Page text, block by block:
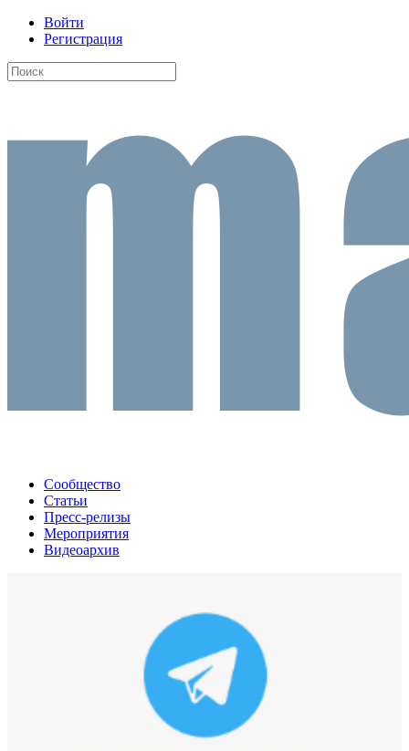
Войти
Регистрация
Сообщество
Статьи
Пресс-релизы
Мероприятия
Видеоархив